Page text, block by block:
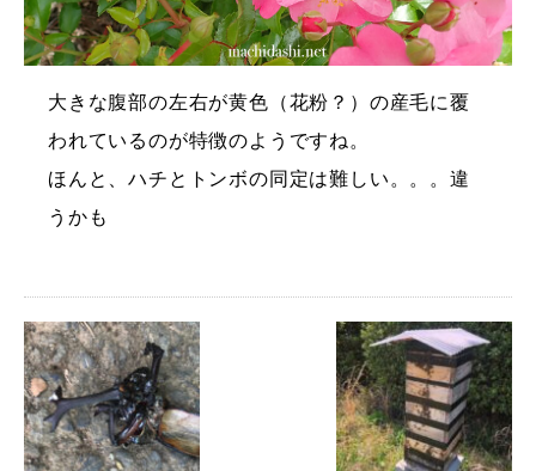
大きな腹部の左右が黄色（花粉？）の産毛に覆
われているのが特徴のようですね。
ほんと、ハチとトンボの同定は難しい。。。違
うかも